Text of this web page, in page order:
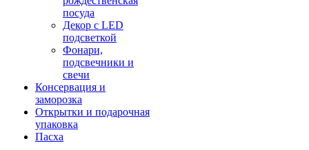
посуда
Декор с LED
подсветкой
Фонари,
подсвечники и
свечи
Консервация и
заморозка
Открытки и подарочная
упаковка
Пасха